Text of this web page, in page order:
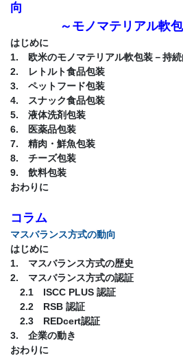
向
～モノマテリアル軟包
はじめに
1. 欧米のモノマテリアル軟包装－持続
2. レトルト食品包装
3. ペットフード包装
4. スナック食品包装
5. 液体洗剤包装
6. 医薬品包装
7. 精肉・鮮魚包装
8. チーズ包装
9. 飲料包装
おわりに
コラム
マスバランス方式の動向
はじめに
1. マスバランス方式の歴史
2. マスバランス方式の認証
2.1 ISCC PLUS 認証
2.2 RSB 認証
2.3 REDcert認証
3. 企業の動き
おわりに